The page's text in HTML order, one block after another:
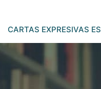
CARTAS EXPRESIVAS ES